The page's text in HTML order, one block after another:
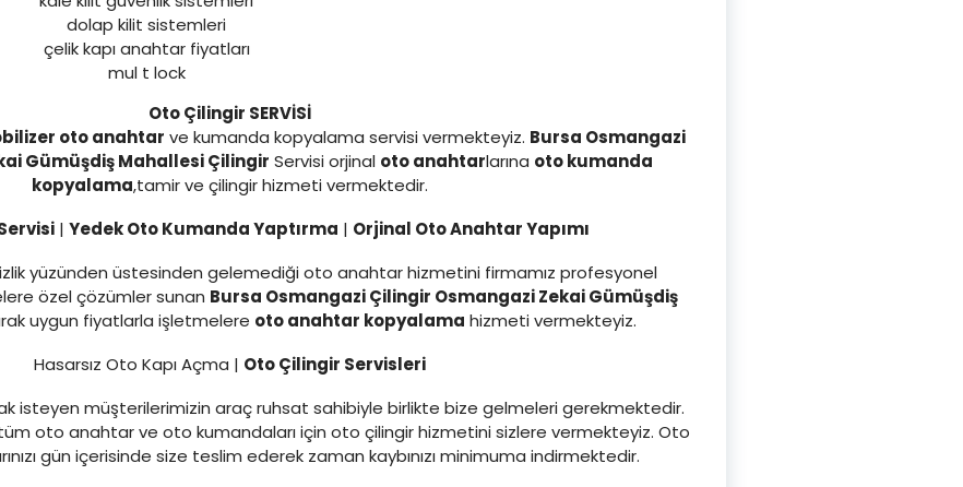
dolap kilit sistemleri
çelik kapı anahtar fiyatları
mul t lock
Oto Çilingir SERVİSİ
oto anahtar ve kumanda kopyalama servisi vermekteyiz. Bursa Osmangazi
Gümüşdiş Mahallesi Çilingir Servisi orjinal oto anahtarlarına oto kumanda
kopyalama,tamir ve çilingir hizmeti vermektedir.
| Yedek Oto Kumanda Yaptırma | Orjinal Oto Anahtar Yapımı
yüzünden üstesinden gelemediği oto anahtar hizmetini firmamız profesyonel
özel çözümler sunan Bursa Osmangazi Çilingir Osmangazi Zekai Gümüşdiş
uygun fiyatlarla işletmelere oto anahtar kopyalama hizmeti vermekteyiz.
Hasarsız Oto Kapı Açma | Oto Çilingir Servisleri
isteyen müşterilerimizin araç ruhsat sahibiyle birlikte bize gelmeleri gerekmektedir.
oto anahtar ve oto kumandaları için oto çilingir hizmetini sizlere vermekteyiz. Oto
gün içerisinde size teslim ederek zaman kaybınızı minimuma indirmektedir.